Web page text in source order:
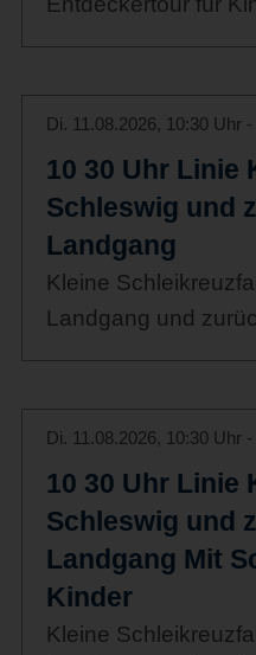
Di. 11.08.2026, 10:30 Uhr
10 30 Uhr Linie
Schleswig und
Landgang
Kleine
Landgang und
Di. 11.08.2026, 10:30 Uhr
10 30 Uhr Linie
Schleswig und
Landgang Mit
Kinder
Kleine